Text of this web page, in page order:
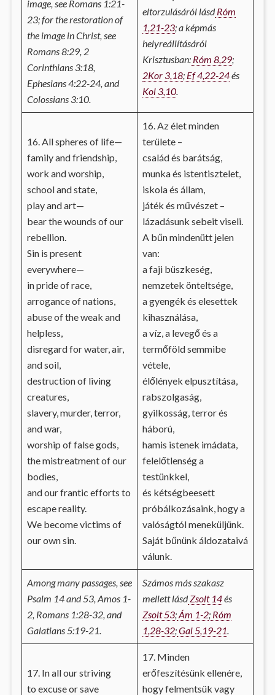
image, see Romans 1:21-
23; for the restoration of
the image in Christ, see
Romans 8:29, 2
Corinthians 3:18,
Ephesians 4:22-24, and
Colossians 3:10.
eltorzulásáról lásdRóm
1,21-23; a képmás
helyreállításáról
Krisztusban:Róm 8,29;
2Kor 3,18;Ef 4,22-24és
Kol 3,10.
16. All spheres of life—
family and friendship,
work and worship,
school and state,
play and art—
bear the wounds of our
rebellion.
Sin is present
everywhere—
in pride of race,
arrogance of nations,
abuse of the weak and
helpless,
disregard for water, air,
and soil,
destruction of living
creatures,
slavery, murder, terror,
and war,
worship of false gods,
the mistreatment of our
bodies,
and our frantic efforts to
escape reality.
We become victims of
our own sin.
16. Az élet minden
területe –
család és barátság,
munka és istentisztelet,
iskola és állam,
játék és művészet –
lázadásunk sebeit viseli.
A bűn mindenütt jelen
van:
a faji büszkeség,
nemzetek önteltsége,
a gyengék és elesettek
kihasználása,
a víz, a levegő és a
termőföld semmibe
vétele,
élőlények elpusztítása,
rabszolgaság,
gyilkosság, terror és
háború,
hamis istenek imádata,
felelőtlenség a
testünkkel,
és kétségbeesett
próbálkozásaink, hogy a
valóságtól meneküljünk.
Saját bűnünk áldozataivá
válunk.
Among many passages, see
Psalm 14 and 53, Amos 1-
2, Romans 1:28-32, and
Galatians 5:19-21.
Számos más szakasz
mellett lásdZsolt 14és
Zsolt 53;Ám 1-2;Róm
1,28-32;Gal 5,19-21
17. In all our striving
to excuse or save
17. Minden
erőfeszítésünk ellenére,
hogy felmentsük vagy